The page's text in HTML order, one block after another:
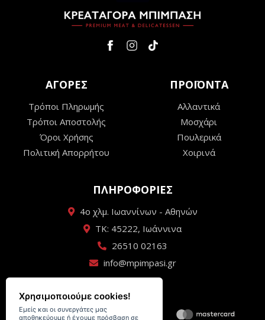
ΑΓΟΡΕΣ
Τρόποι Πληρωμής
Τρόποι Αποστολής
Όροι Χρήσης
Πολιτική Απορρήτου
ΠΡΟΪΟΝΤΑ
Αλλαντικά
Μοσχάρι
Πουλερικά
Χοιρινά
ΠΛΗΡΟΦΟΡΙΕΣ
4ο χλμ. Ιωαννίνων - Αθηνών
ΤΚ: 45222, Ιωάννινα
26510 02163
info@mpimpasi.gr
Χρησιμοποιούμε cookies!
Εμείς και οι συνεργάτες μας
αποθηκεύουμε ή έχουμε πρόσβαση σε